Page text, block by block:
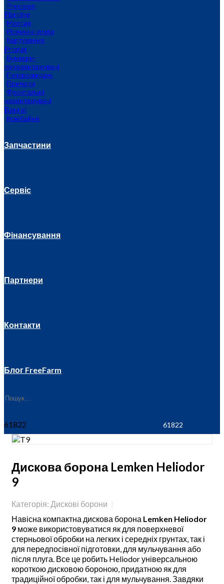
Precision
Planting
Montag
Розчинні вузли
Картування
Pronar
Бункери-
перевантажувачі
Гноєрозкидачі
Причепи
Фронтальні
навантажувачі
Baural
Комбайни
Запчастини
Сервіс
Фінансування
Партнери
Контакти
Блог FreeFarm
61822
Дискова борона Lemken Heliodor
9
Категорія: Дискові борони
Навісна компактна дискова борона Lemken Heliodor
9 може використовуватися як для поверхневої
стерньової обробки на легких і середніх грунтах, так і
для передпосівної підготовки, для мульчування або
після плуга. Все це робить Heliodor універсальною
короткою дисковою бороною, придатною як для
традиційної обробки, так і для мульчування. Завдяки